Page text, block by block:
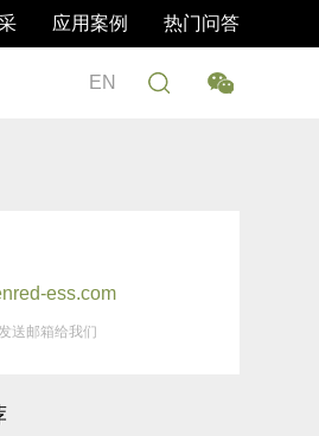
应用案例 热门问答
EN
ess.com
送邮箱给我们